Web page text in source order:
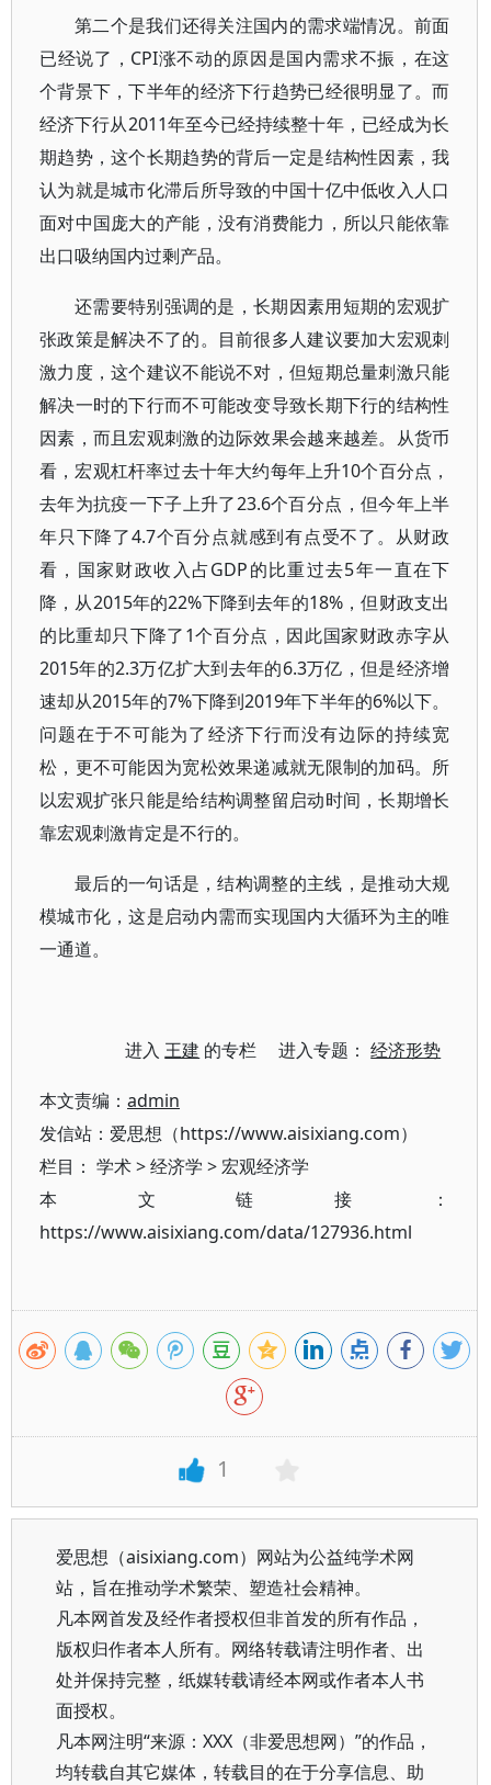
第二个是我们还得关注国内的需求端情况。前面
已经说了，CPI涨不动的原因是国内需求不振，在这
个背景下，下半年的经济下行趋势已经很明显了。而
经济下行从2011年至今已经持续整十年，已经成为长
期趋势，这个长期趋势的背后一定是结构性因素，我
认为就是城市化滞后所导致的中国十亿中低收入人口
面对中国庞大的产能，没有消费能力，所以只能依靠
出口吸纳国内过剩产品。
还需要特别强调的是，长期因素用短期的宏观扩
张政策是解决不了的。目前很多人建议要加大宏观刺
激力度，这个建议不能说不对，但短期总量刺激只能
解决一时的下行而不可能改变导致长期下行的结构性
因素，而且宏观刺激的边际效果会越来越差。从货币
看，宏观杠杆率过去十年大约每年上升10个百分点，
去年为抗疫一下子上升了23.6个百分点，但今年上半
年只下降了4.7个百分点就感到有点受不了。从财政
看，国家财政收入占GDP的比重过去5年一直在下
降，从2015年的22%下降到去年的18%，但财政支出
的比重却只下降了1个百分点，因此国家财政赤字从
2015年的2.3万亿扩大到去年的6.3万亿，但是经济增
速却从2015年的7%下降到2019年下半年的6%以下。
问题在于不可能为了经济下行而没有边际的持续宽
松，更不可能因为宽松效果递减就无限制的加码。所
以宏观扩张只能是给结构调整留启动时间，长期增长
靠宏观刺激肯定是不行的。
最后的一句话是，结构调整的主线，是推动大规
模城市化，这是启动内需而实现国内大循环为主的唯
一通道。
进入王建 的专栏 进入专题：经济形势
本文责编： admin
发信站：爱思想（https://www.aisixiang.com）
栏目： 学术>经济学 >宏观经济学
本文链接：
https://www.aisixiang.com/data/127936.html
1
爱思想（aisixiang.com）网站为公益纯学术网
站，旨在推动学术繁荣、塑造社会精神。
凡本网首发及经作者授权但非首发的所有作品，
版权归作者本人所有。网络转载请注明作者、出
处并保持完整，纸媒转载请经本网或作者本人书
面授权。
凡本网注明“来源：XXX（非爱思想网）”的作品，
均转载自其它媒体，转载目的在于分享信息、助